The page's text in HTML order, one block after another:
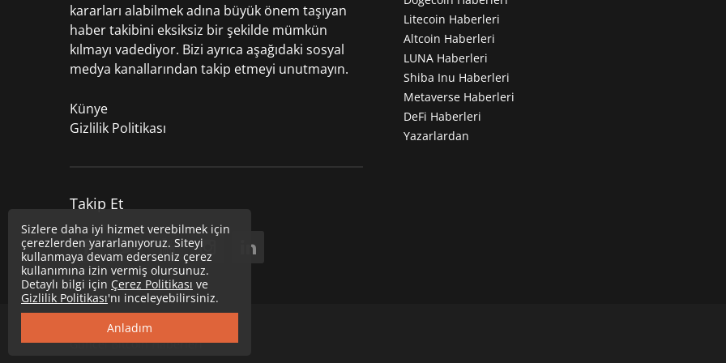
kararları alabilmek adına büyük önem taşıyan
haber takibini eksiksiz bir şekilde mümkün
kılmayı vadediyor. Bizi ayrıca aşağıdaki sosyal
medya kanallarından takip etmeyi unutmayın.
Künye
Gizlilik Politikası
Takip Et
Litecoin Haberleri
Altcoin Haberleri
LUNA Haberleri
Shiba Inu Haberleri
Metaverse Haberleri
DeFi Haberleri
Yazarlardan
Copyright © 2020
Güncel Bitcoin Haberleri
Sizlere daha iyi hizmet verebilmek için
çerezlerden yararlanıyoruz. Siteyi
kullanmaya devam ederseniz çerez
kullanımına izin vermiş olursunuz.
Detaylı bilgi için Çerez Politikası ve
Gizlilik Politikası'nı inceleyebilirsiniz.
Anladım